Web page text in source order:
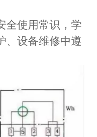
全使用常识，学
、设备维修中遵